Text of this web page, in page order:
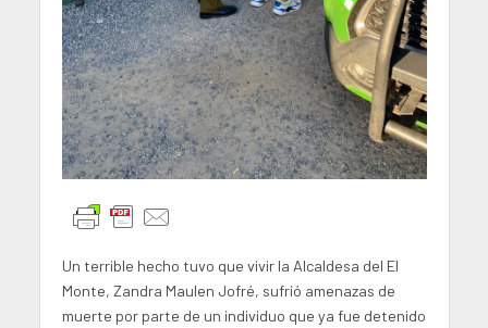
Un terrible hecho tuvo que vivir la Alcaldesa del El
Monte, Zandra Maulen Jofré, sufrió amenazas de
muerte por parte de un individuo que ya fue detenido